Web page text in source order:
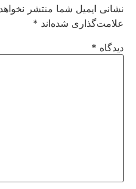
نشانی ایمیل شما منتشر
علامت‌گذاری شده‌اند *
دیدگاه *